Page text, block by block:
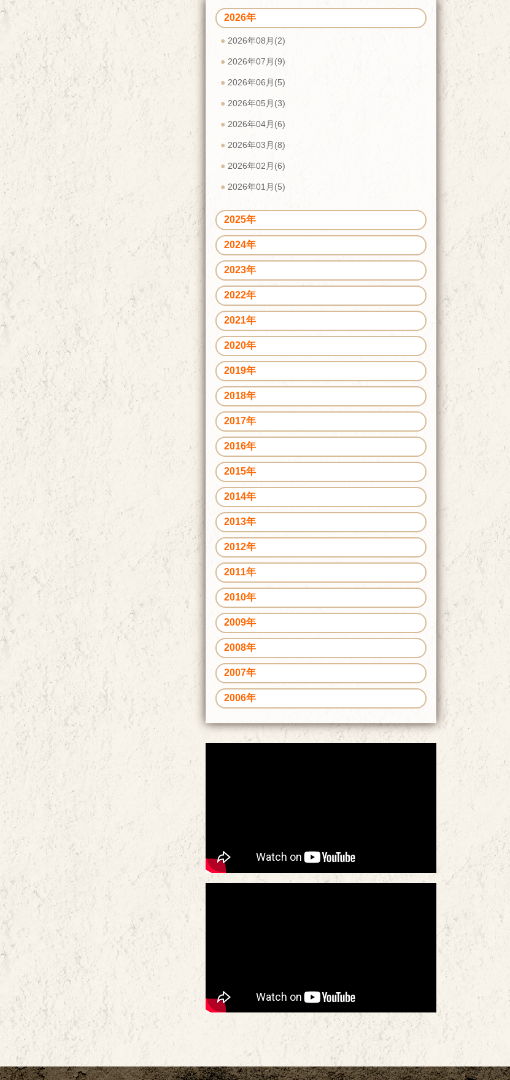
2026年
2026年08月(2)
2026年07月(9)
2026年06月(5)
2026年05月(3)
2026年04月(6)
2026年03月(8)
2026年02月(6)
2026年01月(5)
2025年
2024年
2023年
2022年
2021年
2020年
2019年
2018年
2017年
2016年
2015年
2014年
2013年
2012年
2011年
2010年
2009年
2008年
2007年
2006年